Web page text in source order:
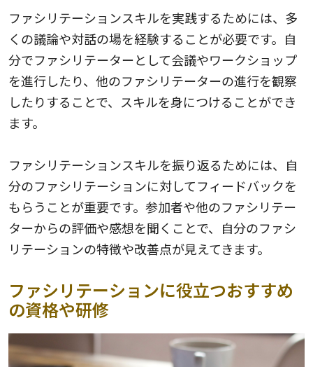
ファシリテーションスキルを実践するためには、多
くの議論や対話の場を経験することが必要です。自
分でファシリテーターとして会議やワークショップ
を進行したり、他のファシリテーターの進行を観察
したりすることで、スキルを身につけることができ
ます。
ファシリテーションスキルを振り返るためには、自
分のファシリテーションに対してフィードバックを
もらうことが重要です。参加者や他のファシリテー
ターからの評価や感想を聞くことで、自分のファシ
リテーションの特徴や改善点が見えてきます。
ファシリテーションに役立つおすすめ
の資格や研修